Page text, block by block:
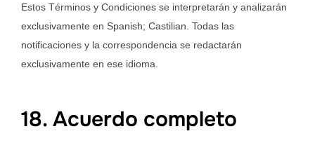
Estos Términos y Condiciones se interpretarán y analizarán
exclusivamente en Spanish; Castilian. Todas las
notificaciones y la correspondencia se redactarán
exclusivamente en ese idioma.
18. Acuerdo completo